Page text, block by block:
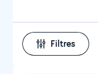
Filtres